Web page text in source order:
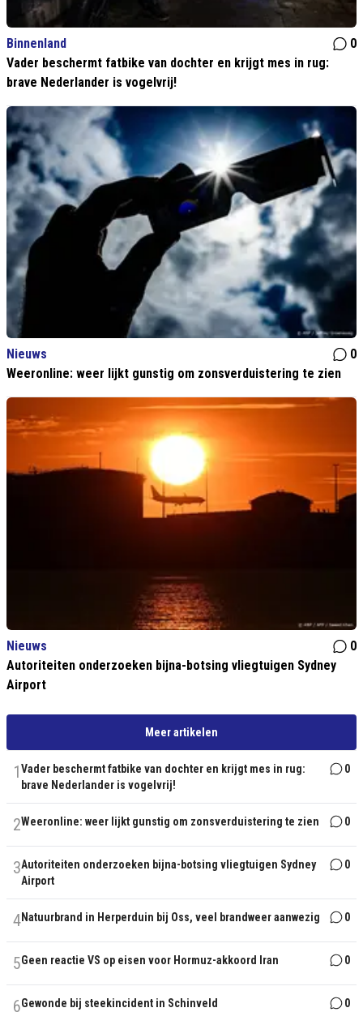
Binnenland
0
Vader beschermt fatbike van dochter en krijgt mes in rug:
brave Nederlander is vogelvrij!
Nieuws
0
Weeronline: weer lijkt gunstig om zonsverduistering te zien
Nieuws
0
Autoriteiten onderzoeken bijna-botsing vliegtuigen Sydney
Airport
Meer artikelen
1Vader beschermt fatbike van dochter en krijgt mes in rug:
brave Nederlander is vogelvrij!
0
2Weeronline: weer lijkt gunstig om zonsverduistering te zien 0
3Autoriteiten onderzoeken bijna-botsing vliegtuigen Sydney
Airport
0
4Natuurbrand in Herperduin bij Oss, veel brandweer aanwezig 0
5Geen reactie VS op eisen voor Hormuz-akkoord Iran 0
6Gewonde bij steekincident in Schinveld 0